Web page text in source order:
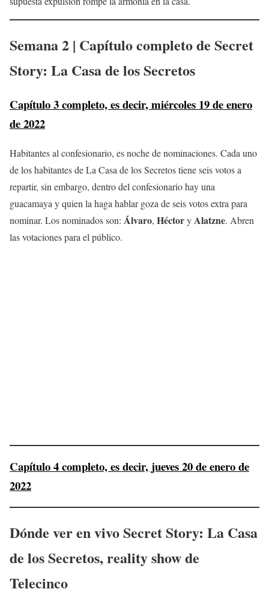
Semana 2 | Capítulo completo de Secret
Story: La Casa de los Secretos
Capítulo 3 completo, es decir, miércoles 19 de enero
de 2022
Habitantes al confesionario, es noche de nominaciones. Cada uno
de los habitantes de La Casa de los Secretos tiene seis votos a
repartir, sin embargo, dentro del confesionario hay una
guacamaya y quien la haga hablar goza de seis votos extra para
nominar. Los nominados son: Álvaro, Héctory Alatzne. Abren
las votaciones para el público.
Capítulo 4 completo, es decir, jueves 20 de enero de
2022
Dónde ver en vivo Secret Story: La Casa
de los Secretos, reality show de
Telecinco